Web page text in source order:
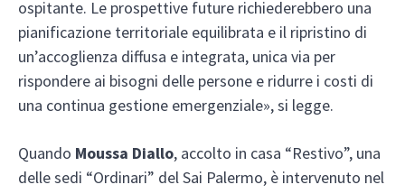
ospitante. Le prospettive future richiederebbero una
pianificazione territoriale equilibrata e il ripristino di
un’accoglienza diffusa e integrata, unica via per
rispondere ai bisogni delle persone e ridurre i costi di
una continua gestione emergenziale», si legge.
Quando Moussa Diallo, accolto in casa “Restivo”, una
delle sedi “Ordinari” del Sai Palermo, è intervenuto nel